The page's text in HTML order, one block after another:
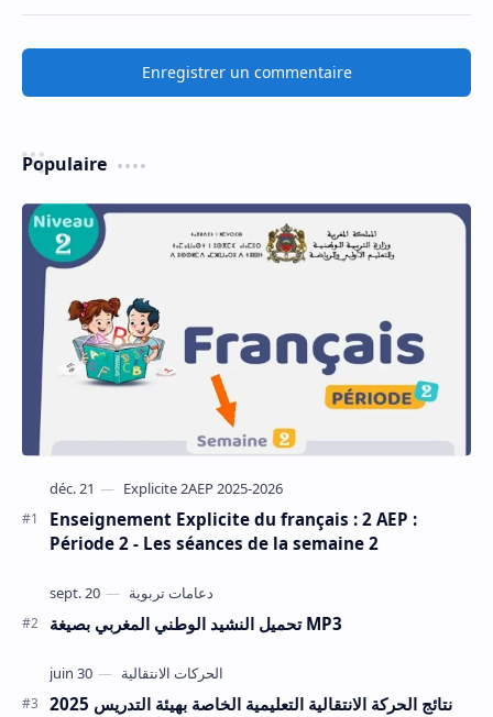
Enregistrer un commentaire
Populaire
Enseignement Explicite du français : 2 AEP :
Période 2 - Les séances de la semaine 2
تحميل النشيد الوطني المغربي بصيغة MP3
نتائج الحركة الانتقالية التعليمية الخاصة بهيئة التدريس 2025